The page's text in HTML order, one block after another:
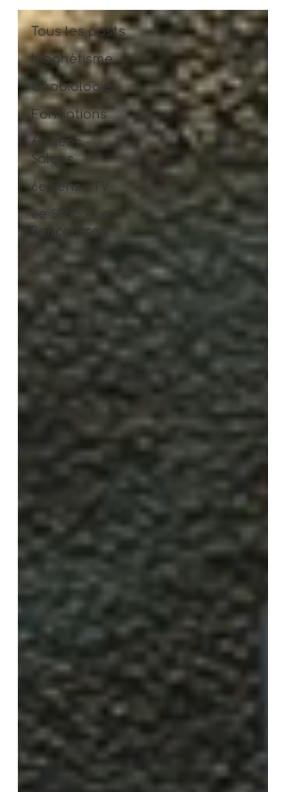
Tous les posts
Magnétisme
Géobiologie
Formations
6e sens -
Salons
6e Sens - TV
6e SENS - Les
Rencontres